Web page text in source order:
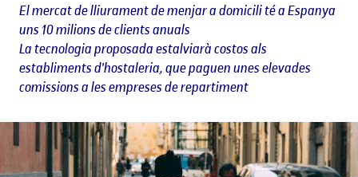
El mercat de lliurament de menjar a domicili té a Espanya
uns 10 milions de clients anuals
La tecnologia proposada estalviarà costos als
establiments d'hostaleria, que paguen unes elevades
comissions a les empreses de repartiment